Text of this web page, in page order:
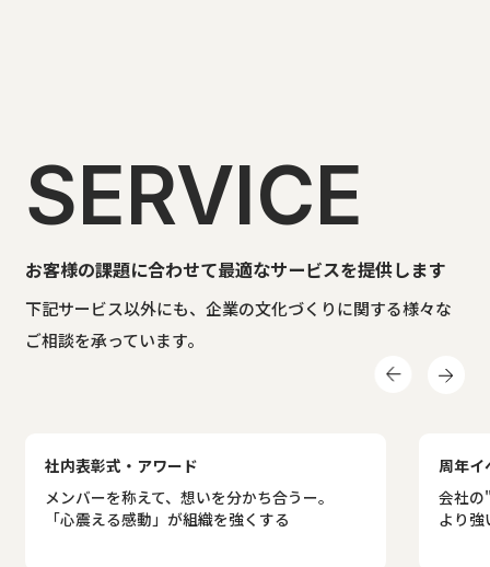
SERVICE
お客様の課題に合わせて最適なサービスを提供します
下記サービス以外にも、企業の文化づくりに関する様々な
ご相談を承っています。
社内表彰式・アワード
メンバーを称えて、想いを分かち合うー。
「心震える感動」が組織を強くする
周年イ
会社の
より強